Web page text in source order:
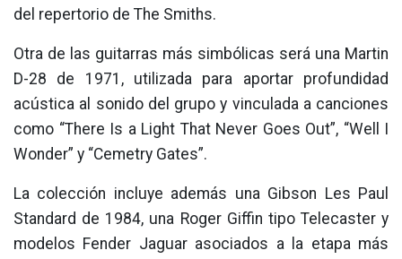
del repertorio de The Smiths.
Otra de las guitarras más simbólicas será una Martin
D-28 de 1971, utilizada para aportar profundidad
acústica al sonido del grupo y vinculada a canciones
como “There Is a Light That Never Goes Out”, “Well I
Wonder” y “Cemetry Gates”.
La colección incluye además una Gibson Les Paul
Standard de 1984, una Roger Giffin tipo Telecaster y
modelos Fender Jaguar asociados a la etapa más